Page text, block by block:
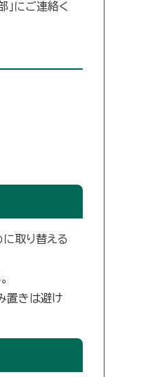
」にご連絡く
取り替える
置きは避け